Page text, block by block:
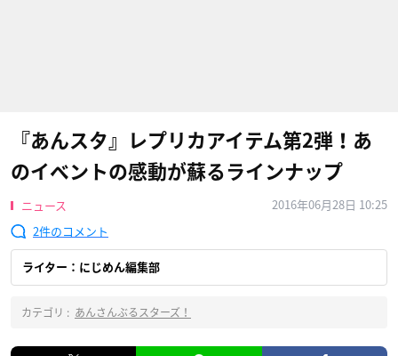
『あんスタ』レプリカアイテム第2弾！あ
のイベントの感動が蘇るラインナップ
ニュース
2016年06月28日 10:25
2
ライター：にじめん編集部
カテゴリ : あんさんぶるスターズ！